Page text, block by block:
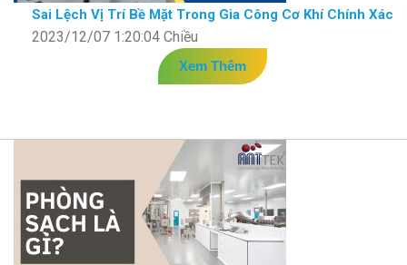
Sai Lệch Vị Trí Bề Mặt Trong Gia Công Cơ Khí Chính Xác
2023/12/07 1:20:04 Chiều
Xem Thêm